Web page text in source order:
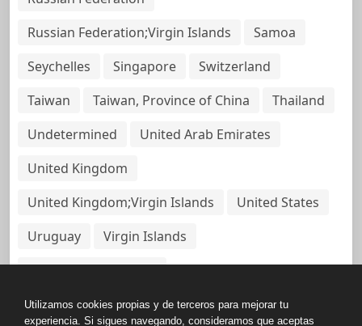
Russian Federation;Virgin Islands
Samoa
Seychelles
Singapore
Switzerland
Taiwan
Taiwan, Province of China
Thailand
Undetermined
United Arab Emirates
United Kingdom
United Kingdom;Virgin Islands
United States
Uruguay
Virgin Islands
Virgin Islands, British
Utilizamos cookies propias y de terceros para mejorar tu
experiencia. Si sigues navegando, consideramos que aceptas